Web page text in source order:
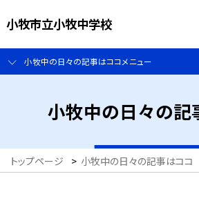
小牧市立小牧中学校
小牧中の日々の記事はココメニュー
小牧中の日々の記
トップページ > 小牧中の日々の記事はココ